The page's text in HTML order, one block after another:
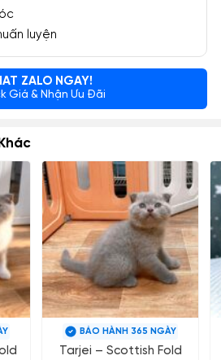
luyện
ZALO NGAY!
Giá & Nhận Ưu Đãi
BẢO HÀNH 365 NGÀY
Tarjei – Scottish Fold